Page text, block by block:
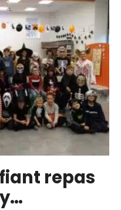
repas